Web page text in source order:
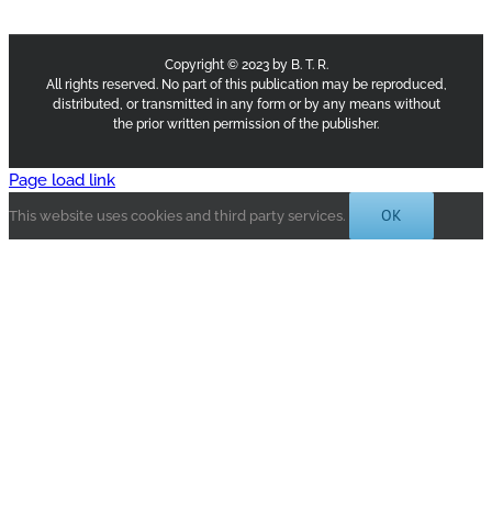
Copyright © 2023 by B. T. R.
All rights reserved. No part of this publication may be reproduced,
distributed, or transmitted in any form or by any means without
the prior written permission of the publisher.
Page load link
This website uses cookies and third party services. OK